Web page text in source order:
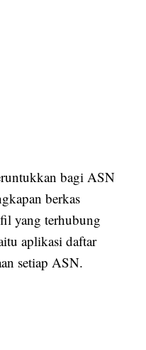
bagi ASN
berkas
yang terhubung
aplikasi daftar
setiap ASN.